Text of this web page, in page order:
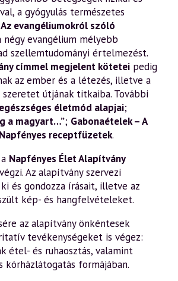
a gyógyulás természetes
Az evangéliumokról szóló
négy evangélium mélyebb
szellemtudományi értelmezést.
címmel megjelent kötetei pedig
az ember és a létezés, illetve a
szeretet útjának titkaiba. További
életmód alapjai;
a magyart…”; Gabonaételek – A
Napfényes receptfüzetek.
Napfényes Élet Alapítvány
Az alapítvány szervezi
és gondozza írásait, illetve az
kép- és hangfelvételeket.
az alapítvány önkéntesek
tevékenységeket is végez:
étel- és ruhaosztás, valamint
kórházlátogatás formájában.